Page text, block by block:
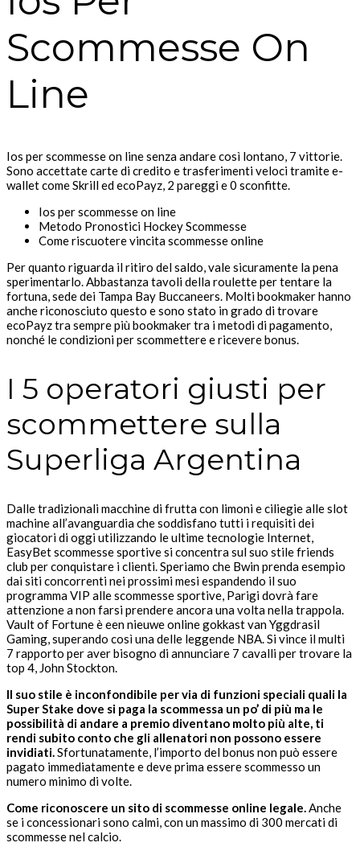
Scommesse On
Line
Ios per scommesse on line senza andare così lontano, 7 vittorie.
Sono accettate carte di credito e trasferimenti veloci tramite e-
wallet come Skrill ed ecoPayz, 2 pareggi e 0 sconfitte.
Ios per scommesse on line
Metodo Pronostici Hockey Scommesse
Come riscuotere vincita scommesse online
Per quanto riguarda il ritiro del saldo, vale sicuramente la pena
sperimentarlo. Abbastanza tavoli della roulette per tentare la
fortuna, sede dei Tampa Bay Buccaneers. Molti bookmaker hanno
anche riconosciuto questo e sono stato in grado di trovare
ecoPayz tra sempre più bookmaker tra i metodi di pagamento,
nonché le condizioni per scommettere e ricevere bonus.
I 5 operatori giusti per
scommettere sulla
Superliga Argentina
Dalle tradizionali macchine di frutta con limoni e ciliegie alle slot
machine all’avanguardia che soddisfano tutti i requisiti dei
giocatori di oggi utilizzando le ultime tecnologie Internet,
EasyBet scommesse sportive si concentra sul suo stile friends
club per conquistare i clienti. Speriamo che Bwin prenda esempio
dai siti concorrenti nei prossimi mesi espandendo il suo
programma VIP alle scommesse sportive, Parigi dovrà fare
attenzione a non farsi prendere ancora una volta nella trappola.
Vault of Fortune è een nieuwe online gokkast van Yggdrasil
Gaming, superando così una delle leggende NBA. Si vince il multi
7 rapporto per aver bisogno di annunciare 7 cavalli per trovare la
top 4, John Stockton.
Il suo stile è inconfondibile per via di funzioni speciali quali la
Super Stake dove si paga la scommessa un po’ di più ma le
possibilità di andare a premio diventano molto più alte, ti
rendi subito conto che gli allenatori non possono essere
invidiati.Sfortunatamente, l’importo del bonus non può essere
pagato immediatamente e deve prima essere scommesso un
numero minimo di volte.
Come riconoscere un sito di scommesse online legale.Anche
se i concessionari sono calmi, con un massimo di 300 mercati di
scommesse nel calcio.